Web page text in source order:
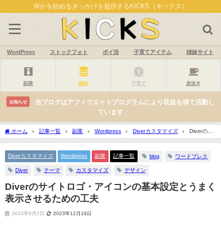
何かを始めるきっかけを提供するKICKS（キックス）
WordPress ストックフォト ポイ活 子育てアイテム 姉妹サイト
副業 節約 子育て 息抜き
お知らせ
当ブログはアフィリエイトプログラムにより収益を得て活動し
ています
ホーム 記事一覧 副業 Wordpress Diverカスタマイズ
Diverのサ
イトロゴ・アイコンの基本設定とうまく表示させるための工夫
Diverカスタマイズ Wordpress 副業 記事一覧 blog ワードプレス
Diver テーマ カスタマイズ デザイン
Diverのサイトロゴ・アイコンの基本設定とうまく
表示させるための工夫
2023年6月2日 2023年12月19日